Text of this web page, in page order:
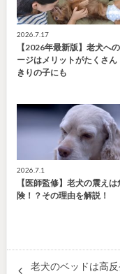
2026.7.17
【2026年最新版】老犬へ
ージはメリットがたくさん
きりの子にも
2026.7.1
【医師監修】老犬の震えは
険！？その理由を解説！
老犬のベッドは高